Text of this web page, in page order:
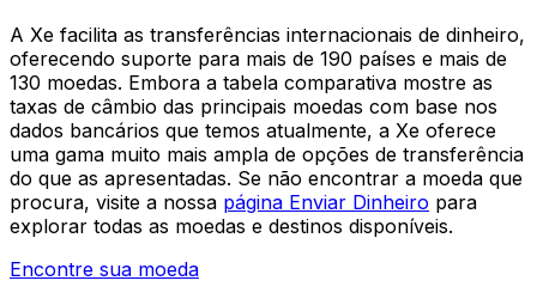
A Xe facilita as transferências internacionais de dinheiro,
oferecendo suporte para mais de 190 países e mais de
130 moedas. Embora a tabela comparativa mostre as
taxas de câmbio das principais moedas com base nos
dados bancários que temos atualmente, a Xe oferece
uma gama muito mais ampla de opções de transferência
do que as apresentadas. Se não encontrar a moeda que
procura, visite a nossa página Enviar Dinheiro para
explorar todas as moedas e destinos disponíveis.
Encontre sua moeda